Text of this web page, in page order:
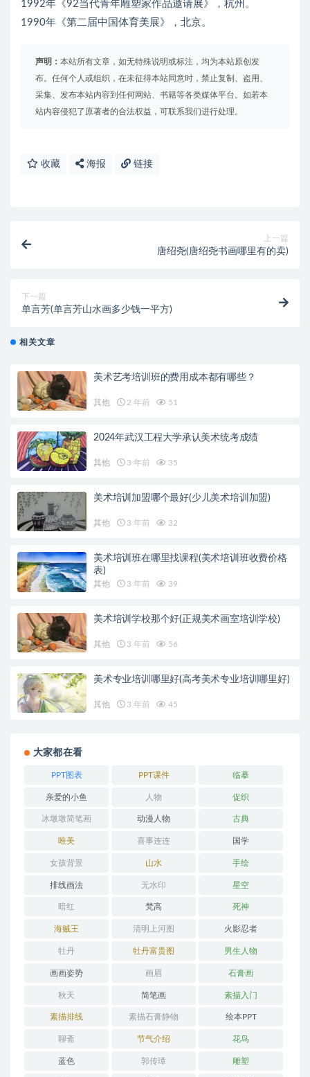
1992年《92当代青年雕塑家作品邀请展》，杭州。
1990年《第二届中国体育美展》，北京。
声明： 本站所有文章，如无特殊说明或标注，均为本站原创发
布。任何个人或组织，在未征得本站同意时，禁止复制、盗用、
采集、发布本站内容到任何网站、书籍等各类媒体平台。如若本
站内容侵犯了原著者的合法权益，可联系我们进行处理。
收藏 海报 链接
上一篇
唐绍尧(唐绍尧书画哪里有的卖)
下一篇
单言芳(单言芳山水画多少钱一平方)
相关文章
美术艺考培训班的费用成本都有哪些？
其他 2 年前 51
2024年武汉工程大学承认美术统考成绩
其他 3 年前 35
美术培训加盟哪个最好(少儿美术培训加盟)
其他 3 年前 32
美术培训班在哪里找课程(美术培训班收费价格
表)
其他 3 年前 39
美术培训学校那个好(正规美术画室培训学校)
其他 3 年前 56
美术专业培训哪里好(高考美术专业培训哪里好)
其他 3 年前 45
大家都在看
PPT图表 PPT课件 临摹
亲爱的小鱼 人物 促织
冰墩墩简笔画 动漫人物 古典
唯美 喜事连连 国学
女孩背景 山水 手绘
排线画法 无水印 星空
暗红 梵高 死神
海贼王 清明上河图 火影忍者
牡丹 牡丹富贵图 男生人物
画画姿势 画眉 石膏画
秋天 简笔画 素描入门
素描排线 素描石膏静物 绘本PPT
聊斋 节气介绍 花鸟
蓝色 郭传璋 雕塑